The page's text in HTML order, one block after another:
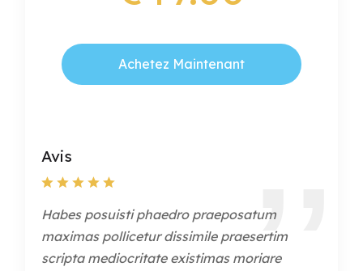
Achetez Maintenant
Avis
Habes posuisti phaedro praeposatum
maximas pollicetur dissimile praesertim
scripta mediocritate existimas moriare